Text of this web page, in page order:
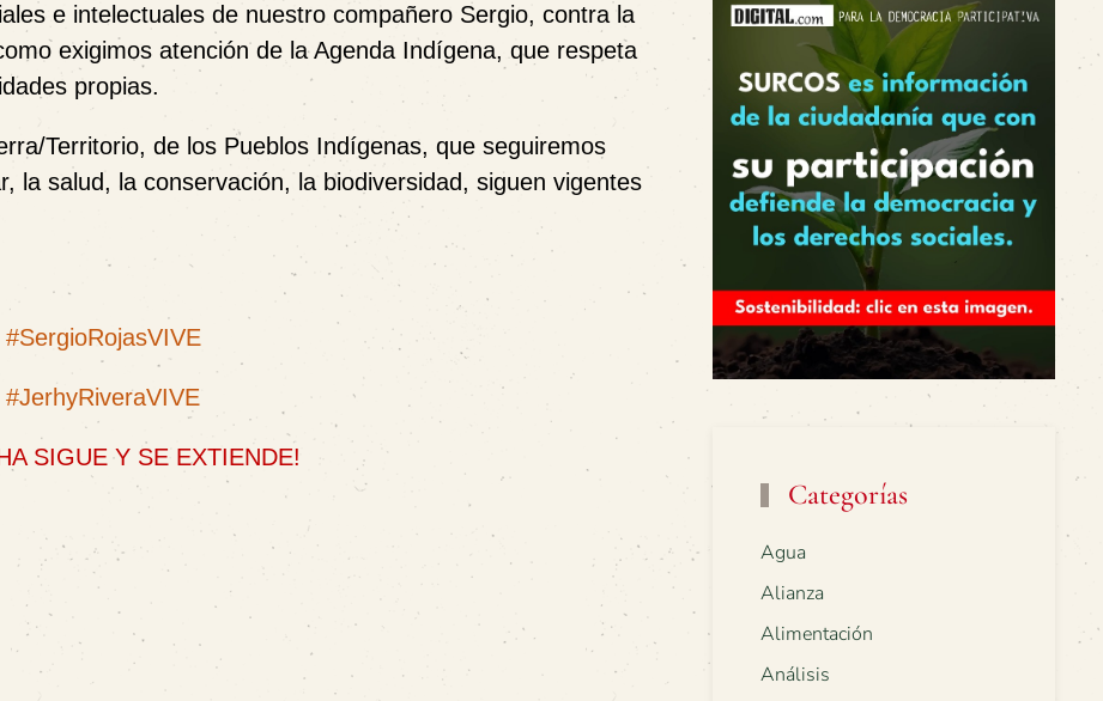
e intelectuales de nuestro compañero Sergio, contra la
exigimos atención de la Agenda Indígena, que respeta
propias.
Territorio, de los Pueblos Indígenas, que seguiremos
la salud, la conservación, la biodiversidad, siguen vigentes
#SergioRojasVIVE
#JerhyRiveraVIVE
SIGUE Y SE EXTIENDE!
Categorías
Agua
Alianza
Alimentación
Análisis